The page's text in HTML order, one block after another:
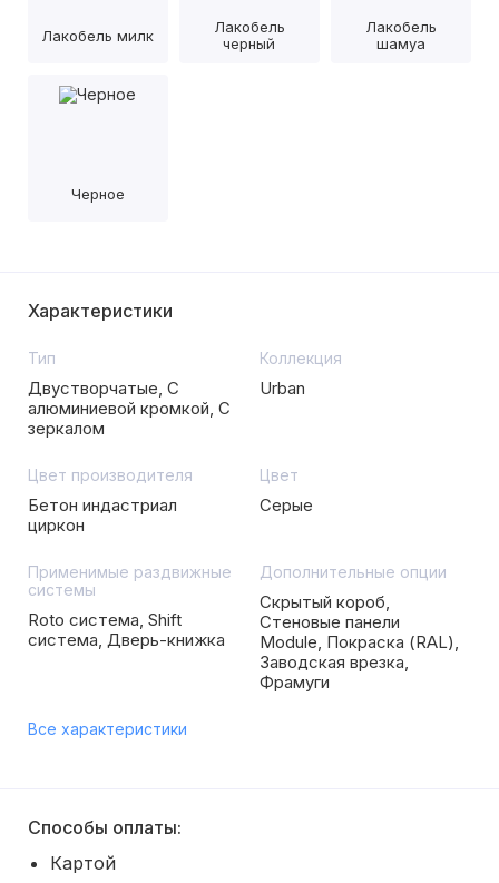
Лакобель милк
Лакобель
черный
Лакобель
шамуа
Черное
Характеристики
Тип
Двустворчатые, С
алюминиевой кромкой, С
зеркалом
Коллекция
Urban
Цвет производителя
Бетон индастриал
циркон
Цвет
Серые
Применимые раздвижные
системы
Roto система, Shift
система, Дверь-книжка
Дополнительные опции
Скрытый короб,
Стеновые панели
Module, Покраска (RAL),
Заводская врезка,
Фрамуги
Все характеристики
Способы оплаты:
Картой